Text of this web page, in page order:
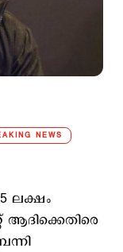
NEWS
ലക്ഷം
ആദിക്കെതിരെ